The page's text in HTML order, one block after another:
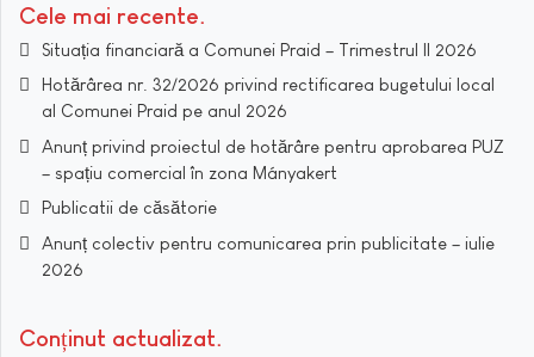
Cele mai recente
Situația financiară a Comunei Praid – Trimestrul II 2026
Hotărârea nr. 32/2026 privind rectificarea bugetului local
al Comunei Praid pe anul 2026
Anunț privind proiectul de hotărâre pentru aprobarea PUZ
– spațiu comercial în zona Mányakert
Publicatii de căsătorie
Anunț colectiv pentru comunicarea prin publicitate – iulie
2026
Conținut actualizat